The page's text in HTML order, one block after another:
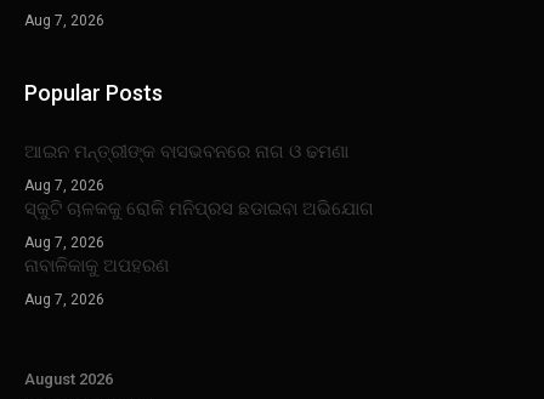
Aug 7, 2026
Popular Posts
ଆଇନ ମନ୍ତ୍ରୀଙ୍କ ବାସଭବନରେ ନାଗ ଓ ଢମଣା
Aug 7, 2026
ସ୍କୁଟି ଚାଳକକୁ ରୋକି ମନିପ୍ରସ ଛଡାଇବା ଅଭିଯୋଗ
Aug 7, 2026
ନାବାଳିକାକୁ ଅପହରଣ
Aug 7, 2026
August 2026